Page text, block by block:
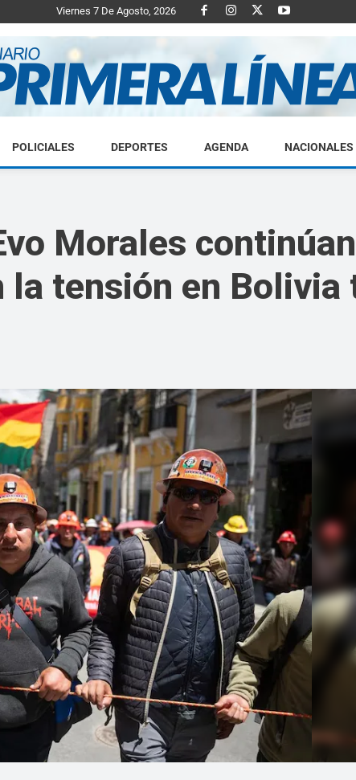
Viernes 7 De Agosto, 2026
Diario
POLICIALES DEPORTES AGENDA NACIONALES
Morales
la tensión en Bolivia